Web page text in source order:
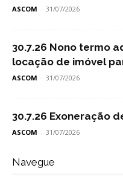
ASCOM - 31/07/2026
30.7.26 Nono termo
locação de imóvel
ASCOM - 31/07/2026
30.7.26 Exoneração
ASCOM - 31/07/2026
Navegue